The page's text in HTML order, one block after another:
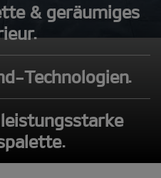
& geräumiges
Technologien.